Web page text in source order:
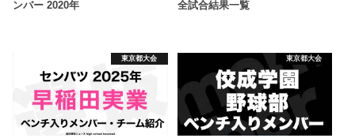
ンバー 2020年
全試合結果一覧
東京都大会 東京都大会